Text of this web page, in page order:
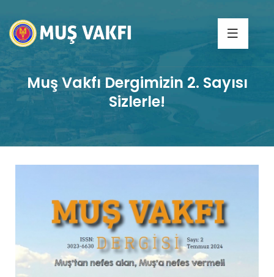
Muş Vakfı Dergimizin 2. Sayısı
Sizlerle!